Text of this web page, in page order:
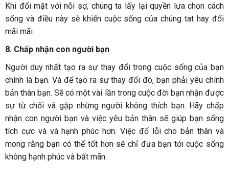
Khi đối mặt với nỗi sợ, chúng ta lấy lại quyền lựa chọn cách
sống và điều này sẽ khiến cuộc sống của chúng tat hay đổi
mãi mãi.
8. Chấp nhận con người bạn
Người duy nhất tạo ra sự thay đổi trong cuộc sống của bạn
chính là bạn. Và để tạo ra sự thay đổi đó, bạn phải yêu chính
bản thân bạn. Sẽ có một vài lần trong cuộc đời bạn nhận được
sự từ chối và gặp những người không thích bạn. Hãy chấp
nhận con người bạn và việc yêu bản thân sẽ giúp bạn sống
tích cực và và hạnh phúc hơn. Việc đổ lỗi cho bản thân và
mong rằng bạn có thể tốt hơn sẽ chỉ đưa bạn tới cuộc sống
không hạnh phúc và bất mãn.